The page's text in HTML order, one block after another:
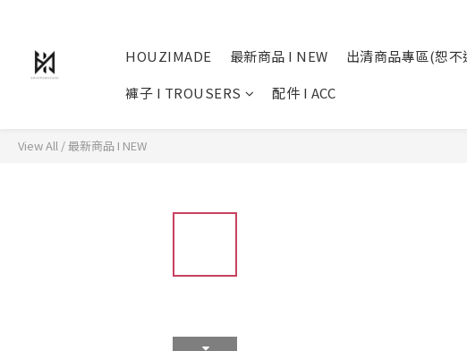
HOUZIMADE 最新商品 I NEW 出清商品專區(恕不
褲子 I TROUSERS
配件 I ACC
View All /最新商品 I NEW